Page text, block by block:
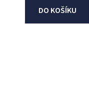
DO KOŠÍKU